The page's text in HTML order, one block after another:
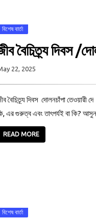
বিশেষ বার্তা
বৈচিত্র্য দিবস /
22, 2025
বৈচিত্র্য দিবস দোলনচাঁপা তেওয়ারী
এর গুরুত্ব এবং তাৎপর্যই বা কি?
READ MORE
বিশেষ বার্তা